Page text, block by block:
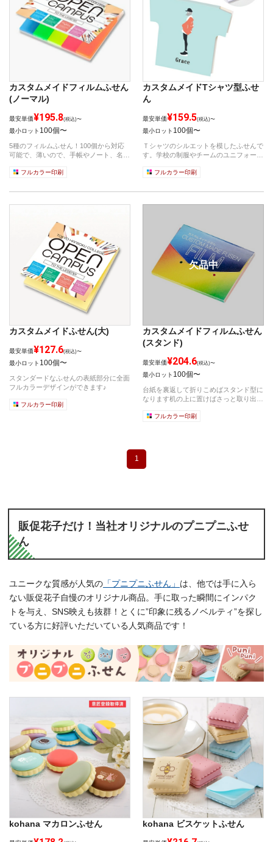
カスタムメイドフィルムふせん
(ノーマル)
最安単価¥195.8(税込)〜
最小ロット 100個〜
5種のフィルムふせん！100個から対応
可能で、薄いので、手帳やノート、名刺
フルカラー印刷
カスタムメイドTシャツ型ふせ
ん
最安単価¥159.5(税込)〜
最小ロット 100個〜
Ｔシャツのシルエットを模したふせんで
す。学校の制服やチームのユニフォーム
フルカラー印刷
カスタムメイドふせん(大)
最安単価¥127.6(税込)〜
最小ロット 100個〜
スタンダードなふせんの表紙部分に全面
フルカラーデザインができます♪
フルカラー印刷
欠品中
カスタムメイドフィルムふせん
(スタンド)
最安単価¥204.6(税込)〜
最小ロット 100個〜
台紙を裏返して折りこめばスタンド型に
なります机の上に置けばさっと取り出せ
フルカラー印刷
1
販促花子だけ！当社オリジナルのプニプニふせ
ん
ユニークな質感が人気の 「プニプニふせん」 は、他では手に入ら
ない販促花子自慢のオリジナル商品。手に取った瞬間にインパク
トを与え、SNS映えも抜群！とくに”印象に残るノベルティ”を探し
ている方に好評いただいている人気商品です！
kohana マカロンふせん kohana ビスケットふせん